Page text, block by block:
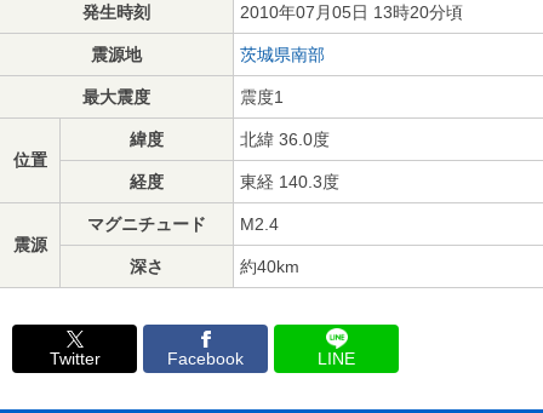
発生時刻 2010年07月05日 13時20分頃
震源地 茨城県南部
最大震度 震度1
位置
緯度 北緯 36.0度
経度 東経 140.3度
震源
マグニチュード M2.4
深さ 約40km
Twitter Facebook LINE